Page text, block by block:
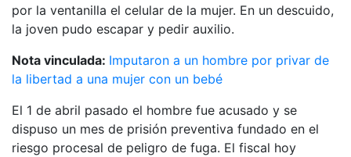
por la ventanilla el celular de la mujer. En un descuido,
la joven pudo escapar y pedir auxilio.
Nota vinculada: Imputaron a un hombre por privar de
la libertad a una mujer con un bebé
El 1 de abril pasado el hombre fue acusado y se
dispuso un mes de prisión preventiva fundado en el
riesgo procesal de peligro de fuga. El fiscal hoy